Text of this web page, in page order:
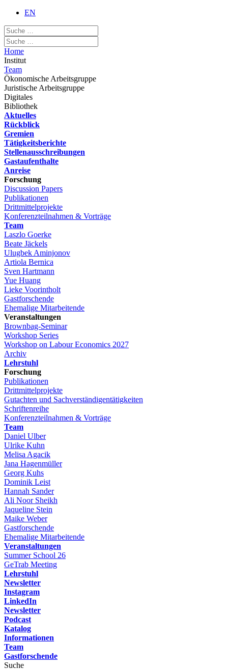
EN
Home
Institut
Team
Ökonomische Arbeitsgruppe
Juristische Arbeitsgruppe
Digitales
Bibliothek
Aktuelles
Rückblick
Gremien
Tätigkeitsberichte
Stellenausschreibungen
Gastaufenthalte
Anreise
Forschung
Discussion Papers
Publikationen
Drittmittelprojekte
Konferenzteilnahmen & Vorträge
Team
Laszlo Goerke
Beate Jäckels
Ulugbek Aminjonov
Artiola Bernica
Sven Hartmann
Yue Huang
Lieke Voorintholt
Gastforschende
Ehemalige Mitarbeitende
Veranstaltungen
Brownbag-Seminar
Workshop Series
Workshop on Labour Economics 2027
Archiv
Lehrstuhl
Forschung
Publikationen
Drittmittelprojekte
Gutachten und Sachverständigentätigkeiten
Schriftenreihe
Konferenzteilnahmen & Vorträge
Team
Daniel Ulber
Ulrike Kuhn
Melisa Agacik
Jana Hagenmüller
Georg Kuhs
Dominik Leist
Hannah Sander
Ali Noor Sheikh
Jaqueline Stein
Maike Weber
Gastforschende
Ehemalige Mitarbeitende
Veranstaltungen
Summer School 26
GeTrab Meeting
Lehrstuhl
Newsletter
Instagram
LinkedIn
Newsletter
Podcast
Katalog
Informationen
Team
Gastforschende
Suche